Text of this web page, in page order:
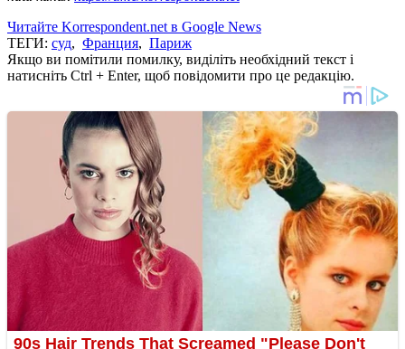
Читайте Korrespondent.net в Google News
ТЕГИ: суд, Франция, Париж
Якщо ви помітили помилку, виділіть необхідний текст і
натисніть Ctrl + Enter, щоб повідомити про це редакцію.